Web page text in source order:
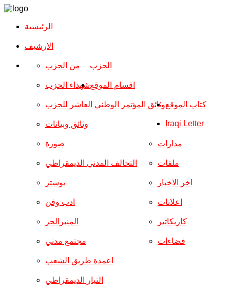
الرئيسية
الارشیف
الحزب من الحزب
شهداء الحزب
وثائق المؤتمر الوطني العاشر للحزب
وثائق وبيانات
اقسام الموقع
صورة
التحالف المدني الديمقراطي
بوستر
ادب وفن
المنبرالحر
مجتمع مدني
مدارات
ملفات
اخر الاخبار
اعلانات
كاريكاتير
فضاءات
اعمدة طريق الشعب
التيار الديمقراطي
كتاب الموقع
Iraqi Letter